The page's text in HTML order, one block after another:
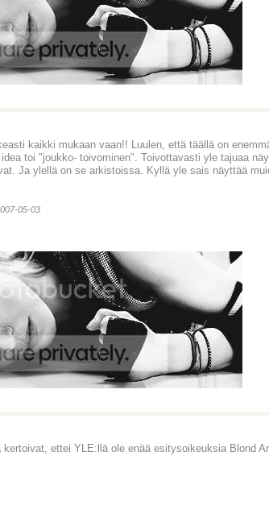
kaikki mukaan vaan!! Luulen, että täällä on
toi "joukko- toivominen". Toivottavasti yle tajuaa
Ja ylellä on se arkistoissa. Kyllä yle sais näyttää
05-03
ettei YLE:llä ole enää esitysoikeuksia Blond